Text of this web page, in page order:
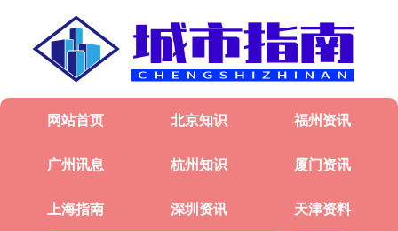
网站首页 北京知识 福州资讯
广州讯息 杭州知识 厦门资讯
上海指南 深圳资讯 天津资料